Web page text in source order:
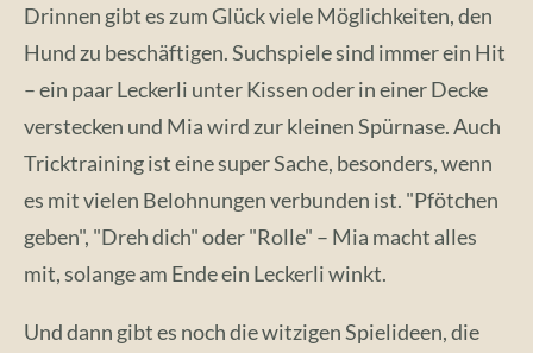
Drinnen gibt es zum Glück viele Möglichkeiten, den
Hund zu beschäftigen. Suchspiele sind immer ein Hit
– ein paar Leckerli unter Kissen oder in einer Decke
verstecken und Mia wird zur kleinen Spürnase. Auch
Tricktraining ist eine super Sache, besonders, wenn
es mit vielen Belohnungen verbunden ist. "Pfötchen
geben", "Dreh dich" oder "Rolle" – Mia macht alles
mit, solange am Ende ein Leckerli winkt.
Und dann gibt es noch die witzigen Spielideen, die